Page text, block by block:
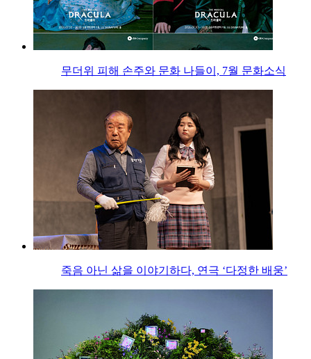
무더위 피해 손주와 문화 나들이, 7월 문화소식
죽음 아닌 삶을 이야기하다, 연극 ‘다정한 배웅’